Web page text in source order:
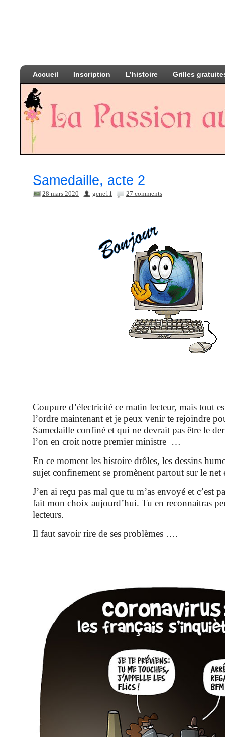
Accueil Inscription L’histoire Grilles
Samedaille, acte 2
28 mars 2020 gene11 27 comments
Coupure d’électricité ce matin lecteur, mais tout
l’ordre maintenant et je peux venir te rejoindre
Samedaille confiné et qui ne devrait pas être le
l’on en croit notre premier ministre …
En ce moment les histoire drôles, les dessins
sujet confinement se promènent partout sur le net
J’en ai reçu pas mal que tu m’as envoyé et c’est
fait mon choix aujourd’hui. Tu en reconnaitras
lecteurs.
Il faut savoir rire de ses problèmes ….